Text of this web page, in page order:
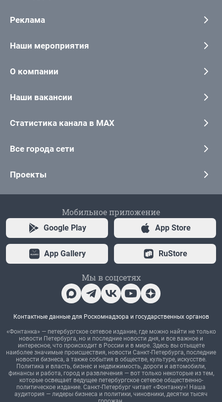
Реклама
Наши мероприятия
О компании
Наши вакансии
Статистика канала в MAX
Все города сети
Проекты
Мобильное приложение
Google Play App Store
App Gallery RuStore
Мы в соцсетях
Контактные данные для Роскомнадзора и государственных органов
«Фонтанка» — петербургское сетевое издание, где можно найти не только
новости Петербурга, но и последние новости дня, и все важное и
интересное, что происходит в России и в мире. Здесь вы отыщете
наиболее значимые происшествия, новости Санкт-Петербурга, последние
новости бизнеса, а также события в обществе, культуре, искусстве.
Политика и власть, бизнес и недвижимость, дороги и автомобили,
финансы и работа, город и развлечения — вот только некоторые из тем,
которые освещает ведущее петербургское сетевое общественно-
политическое издание. Санкт-Петербург читает «Фонтанку»! Наша
аудитория — лидеры бизнеса и политики, чиновники, десятки тысяч